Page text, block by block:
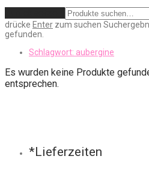
drücke Enter zum suchen
gefunden.
Schlagwort: aubergine
Es wurden keine Produkte
entsprechen.
*Lieferzeiten